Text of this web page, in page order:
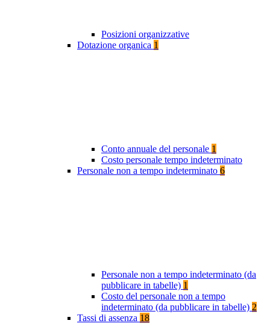
Posizioni organizzative
Dotazione organica 1
Conto annuale del personale 1
Costo personale tempo indeterminato
Personale non a tempo indeterminato 6
Personale non a tempo indeterminato (da
pubblicare in tabelle) 1
Costo del personale non a tempo
indeterminato (da pubblicare in tabelle) 2
Tassi di assenza 18